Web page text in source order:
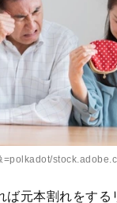
=polkadot/
ば元本割れをする